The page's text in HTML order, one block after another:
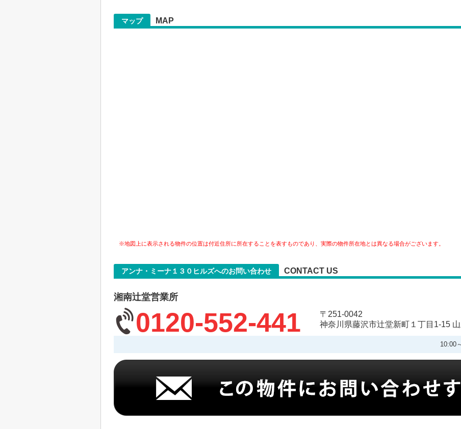
マップ MAP
※地図上に表示される物件の位置は付近住所に所在することを表すものであり、実際の物件所在地とは異なる場合がございます。
アンナ・ミーナ１３０ヒルズへのお問い合わせ CONTACT US
湘南辻堂営業所
0120-552-441
〒251-0042
神奈川県藤沢市辻堂新町１丁目1-15
10:00